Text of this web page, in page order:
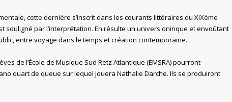
cette dernière s’inscrit dans les courants littéraires du XIXème
souligné par l’interprétation. En résulte un univers onirique et envoûtant
entre voyage dans le temps et création contemporaine.
de l’École de Musique Sud Retz Atlantique (EMSRA) pourront
quart de queue sur lequel jouera Nathalie Darche. Ils se produiront